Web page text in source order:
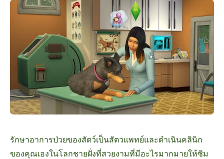
รักษาอาการป่วยของสัตว์เป็นสัตวแพทย์และดำเนินคลินิก
ของคุณเองในโลกชายฝั่งที่สวยงามที่มีอะไรมากมายให้ซิม